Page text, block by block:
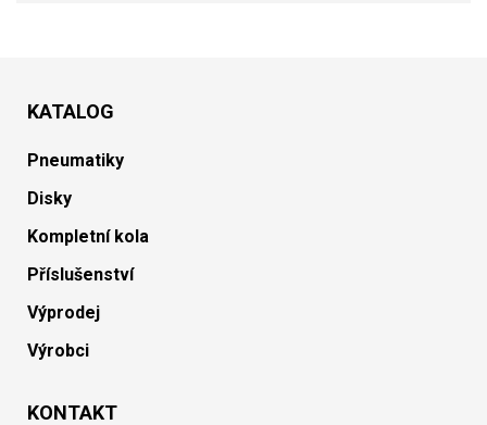
KATALOG
Pneumatiky
Disky
Kompletní kola
Příslušenství
Výprodej
Výrobci
KONTAKT